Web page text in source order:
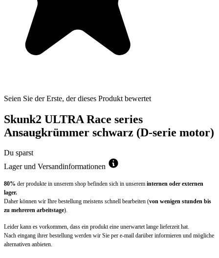
Seien Sie der Erste, der dieses Produkt bewertet
Skunk2 ULTRA Race series
Ansaugkrümmer schwarz (D-serie motor)
Du sparst
Lager und Versandinformationen
80% der produkte in unserem shop befinden sich in unserem internen oder externen
lager.
Daher können wir Ihre bestellung meistens schnell bearbeiten (von wenigen stunden bis
zu mehreren arbeitstage).
Leider kann es vorkommen, dass ein produkt eine unerwartet lange lieferzeit hat.
Nach eingang ihrer bestellung werden wir Sie per e-mail darüber informieren und mögliche
alternativen anbieten.